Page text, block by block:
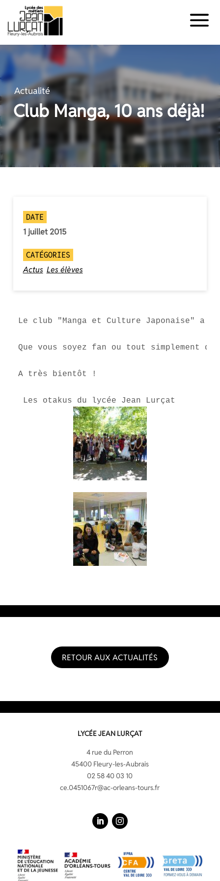
contenu
Actualité
Club Manga, 10 ans déjà!
DATE
1 juillet 2015
CATÉGORIES
Actus Les élèves
Le club "Manga et Culture Japonaise" a
Que vous soyez fan ou tout simplement
A très bientôt !
Les otakus du lycée Jean Lurçat
RETOUR AUX ACTUALITÉS
LYCÉE JEAN LURÇAT
4 rue du Perron
45400 Fleury-les-Aubrais
02 58 40 03 10
ce.0451067r@ac-orleans-tours.fr
Panneau de gestion des cookies